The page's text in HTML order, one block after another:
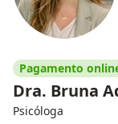
Pagamento
Dra. Bruna
Psicóloga